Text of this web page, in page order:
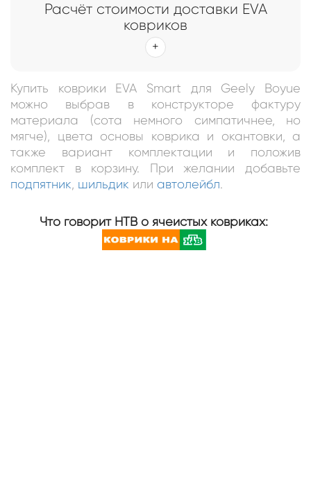
Расчёт стоимости доставки EVA
ковриков
Купить коврики EVA Smart для Geely Boyue
можно выбрав в конструкторе фактуру
материала (сота немного симпатичнее, но
мягче), цвета основы коврика и окантовки, а
также вариант комплектации и положив
комплект в корзину. При желании добавьте
подпятник, шильдик или автолейбл.
Что говорит НТВ о ячеистых ковриках: